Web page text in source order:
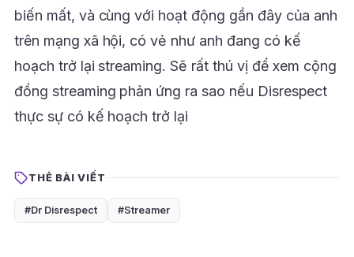
biến mất, và cùng với hoạt động gần đây của anh
trên mạng xã hội, có vẻ như anh đang có kế
hoạch trở lại streaming. Sẽ rất thú vị để xem cộng
đồng streaming phản ứng ra sao nếu Disrespect
thực sự có kế hoạch trở lại
THẺ BÀI VIẾT
#Dr Disrespect #Streamer